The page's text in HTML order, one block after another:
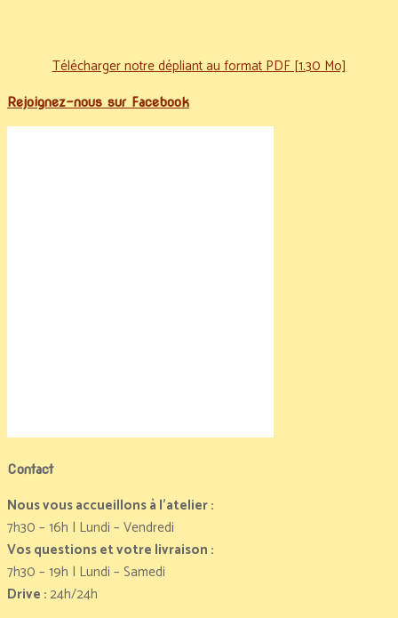
Télécharger notre dépliant au format PDF [1.30 Mo]
Rejoignez-nous sur Facebook
Contact
Nous vous accueillons à l’atelier :
7h30 – 16h | Lundi – Vendredi
Vos questions et votre livraison :
7h30 – 19h | Lundi – Samedi
Drive :24h/24h